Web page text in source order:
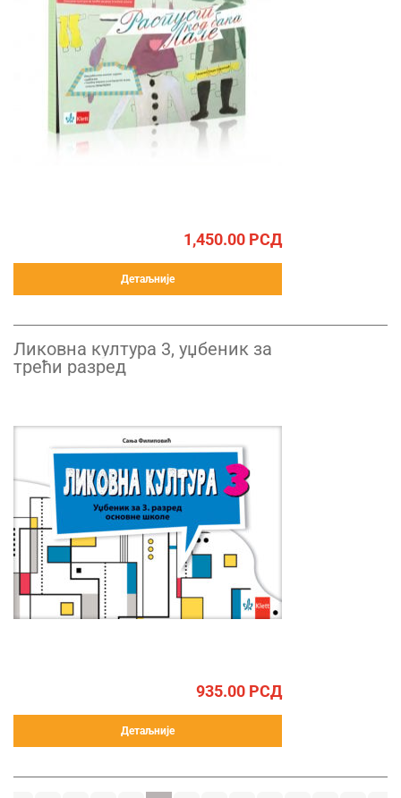
1,450.00 РСД
Детаљније
Ликовна култура 3, уџбеник за
трећи разред
935.00 РСД
Детаљније